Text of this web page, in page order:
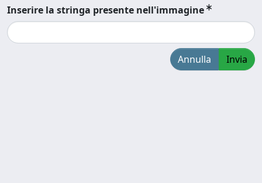
Inserire la stringa presente nell'immagine
Annulla Invia